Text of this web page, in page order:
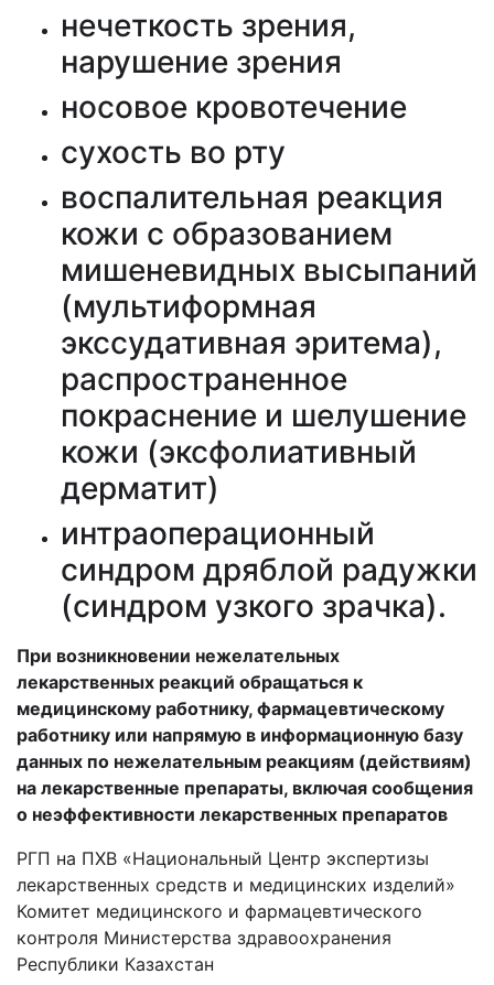
нечеткость зрения,
нарушение зрения
носовое кровотечение
сухость во рту
воспалительная реакция
кожи с образованием
мишеневидных высыпаний
(мультиформная
экссудативная эритема),
распространенное
покраснение и шелушение
кожи (эксфолиативный
дерматит)
интраоперационный
синдром дряблой радужки
(синдром узкого зрачка).
При возникновении нежелательных
лекарственных реакций обращаться к
медицинскому работнику, фармацевтическому
работнику или напрямую в информационную базу
данных по нежелательным реакциям (действиям)
на лекарственные препараты, включая сообщения
о неэффективности лекарственных препаратов
РГП на ПХВ «Национальный Центр экспертизы
лекарственных средств и медицинских изделий»
Комитет медицинского и фармацевтического
контроля Министерства здравоохранения
Республики Казахстан